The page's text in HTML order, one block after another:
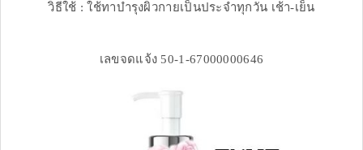
วิธีใช้ : ใช้ทาบำรุงผิวกายเป็นประจำทุกวัน เช้า-เย็น
เลขจดแจ้ง 50-1-67000000646